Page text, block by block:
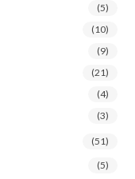
(5)
(10)
(9)
(21)
(4)
(3)
(51)
(5)